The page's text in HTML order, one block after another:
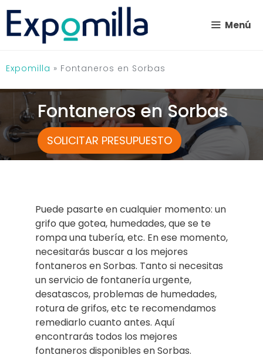
Saltar
contenido
Menú
Expomilla » Fontaneros en Sorbas
Fontaneros en Sorbas
SOLICITAR PRESUPUESTO
Puede pasarte en cualquier momento: un
grifo que gotea, humedades, que se te
rompa una tubería, etc. En ese momento,
necesitarás buscar a los mejores
fontaneros en Sorbas. Tanto si necesitas
un servicio de fontanería urgente,
desatascos, problemas de humedades,
rotura de grifos, etc te recomendamos
remediarlo cuanto antes. Aquí
encontrarás todos los mejores
fontaneros disponibles en Sorbas.